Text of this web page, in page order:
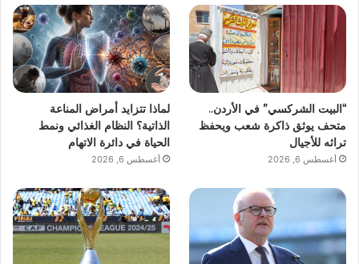
“البيت الشركسي” في الأردن..
متحف يوثق ذاكرة شعب ويحفظ
تراثه للأجيال
أغسطس 6, 2026
لماذا تتزايد أمراض المناعة
الذاتية؟ النظام الغذائي ونمط
الحياة في دائرة الاتهام
أغسطس 6, 2026